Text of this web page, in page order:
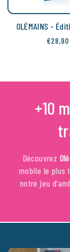
OLÉMAINS -
Prix
€28,90
+10
Découvrez
mobile le plus
notre jeu